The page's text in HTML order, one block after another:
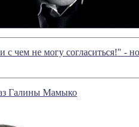
с чем не могу согласиться!" -
Галины Мамыко